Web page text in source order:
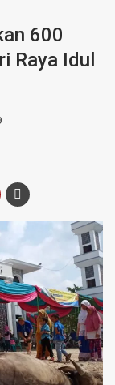
600
Raya Idul